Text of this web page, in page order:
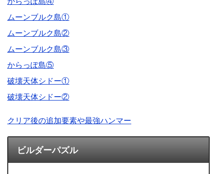
ムーンブルク島①
ムーンブルク島②
ムーンブルク島③
からっぽ島⑤
破壊天体シドー①
破壊天体シドー②
クリア後の追加要素や最強ハンマー
ビルダーパズル